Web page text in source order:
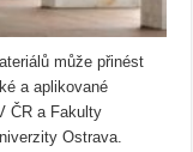
může přinést
a aplikované
ČR a Fakulty
Ostrava.